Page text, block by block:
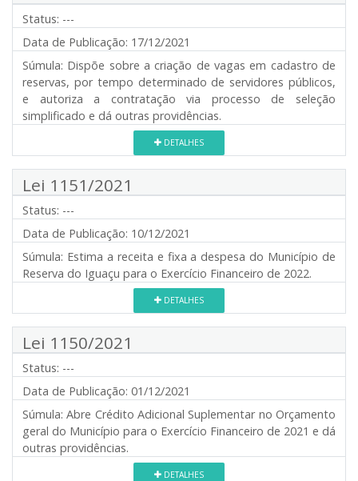
Status: ---
Data de Publicação: 17/12/2021
Súmula: Dispõe sobre a criação de vagas em cadastro de
reservas, por tempo determinado de servidores públicos,
e autoriza a contratação via processo de seleção
simplificado e dá outras providências.
DETALHES
Lei 1151/2021
Status: ---
Data de Publicação: 10/12/2021
Súmula: Estima a receita e fixa a despesa do Município de
Reserva do Iguaçu para o Exercício Financeiro de 2022.
DETALHES
Lei 1150/2021
Status: ---
Data de Publicação: 01/12/2021
Súmula: Abre Crédito Adicional Suplementar no Orçamento
geral do Município para o Exercício Financeiro de 2021 e dá
outras providências.
DETALHES